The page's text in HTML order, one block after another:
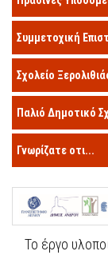
Συμμετοχική
Σχολείο
Παλιό Δημοτικό
Γνωρίζατε οτι...
Το έργο